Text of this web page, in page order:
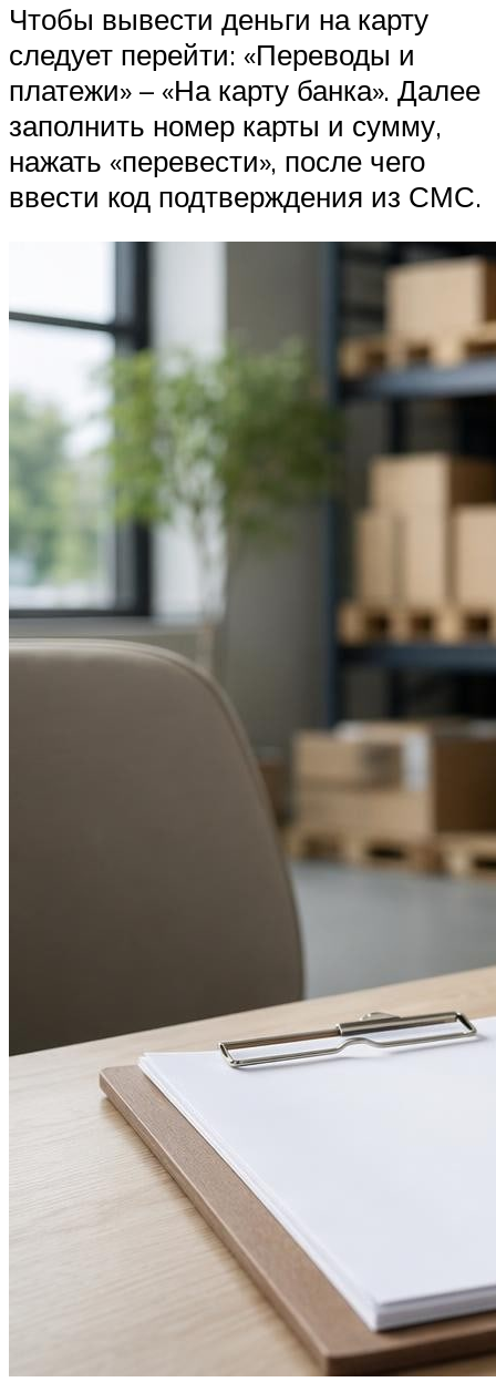
Чтобы вывести деньги на карту
следует перейти: «Переводы и
платежи» – «На карту банка». Далее
заполнить номер карты и сумму,
нажать «перевести», после чего
ввести код подтверждения из СМС.